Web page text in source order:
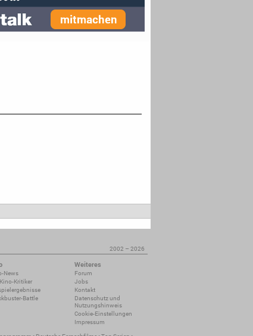
2002 – 2026
News
Kritiker
Battle
Weiteres
Forum
Jobs
Kontakt
Datenschutz und
Nutzungshinweis
Cookie-Einstellungen
Impressum